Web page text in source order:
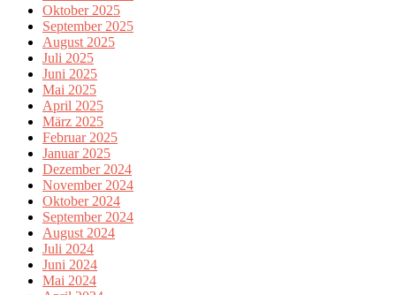
Oktober 2025
September 2025
August 2025
Juli 2025
Juni 2025
Mai 2025
April 2025
März 2025
Februar 2025
Januar 2025
Dezember 2024
November 2024
Oktober 2024
September 2024
August 2024
Juli 2024
Juni 2024
Mai 2024